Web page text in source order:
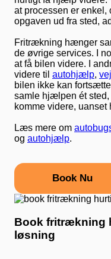
at processen er enkel,
opgaven ud fra sted,
Fritrækning hænger
de øvrige services. I
at få bilen videre. I
videre til autohjælp,
bilen ikke kan
samle hjælpen ét sted,
komme videre, uanset
Læs mere om
og autohjælp.
Book Nu
Book fritrækning
løsning